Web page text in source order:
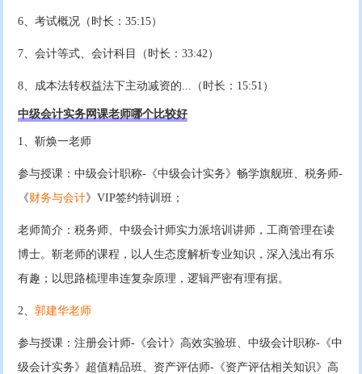
6、考试概况（时长：35:15）
7、会计等式、会计科目（时长：33:42）
8、成本法转权益法下主动减资的...（时长：15:51）
中级会计实务网课老师哪个比较好
1、靳焕一老师
参与授课：中级会计职称-《中级会计实务》畅学旗舰班、税务师-
《财务与会计》VIP签约特训班；
老师简介：税务师、中级会计师实力派培训讲师，工商管理在读
博士。靳老师的课程，以人生态度解析专业知识，深入浅出有乐
有趣；以思路梳理串连复杂原理，逻辑严密有理有据。
2、郭建华老师
参与授课：注册会计师-《会计》高效实验班、中级会计职称-《中
级会计实务》超值精品班、资产评估师-《资产评估相关知识》高